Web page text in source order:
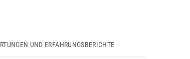
UND ERFAHRUNGSBERICHTE